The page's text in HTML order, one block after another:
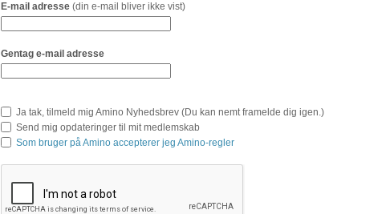
E-mail adresse (din e-mail bliver ikke vist)
Gentag e-mail adresse
Ja tak, tilmeld mig Amino Nyhedsbrev (Du kan nemt framelde dig igen.)
Send mig opdateringer til mit medlemskab
Som bruger på Amino accepterer jeg Amino-regler